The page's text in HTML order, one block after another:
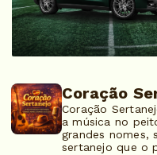
Coração
Coração
a música no
grandes nomes,
sertanejo que o